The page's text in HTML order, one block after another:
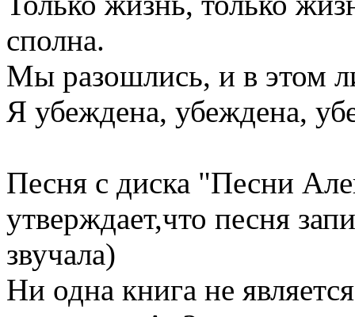
сполна.
Мы разошлись, и в этом
Я убеждена, убеждена,
Песня с диска "Песни
утверждает,что песня
звучала)
Ни одна книга не